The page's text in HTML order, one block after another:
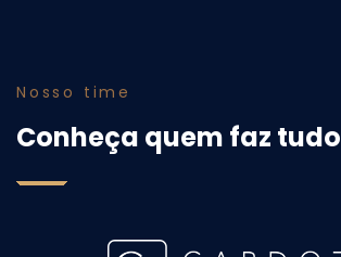
Nosso time
Conheça quem faz tudo